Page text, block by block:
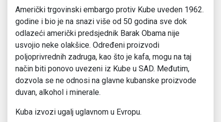
Američki trgovinski embargo protiv Kube uveden 1962.
godine i bio je na snazi više od 50 godina sve dok
odlazeći američki predsjednik Barak Obama nije
usvojio neke olakšice. Određeni proizvodi
poljoprivrednih zadruga, kao što je kafa, mogu na taj
način biti ponovo uvezeni iz Kube u SAD. Međutim,
dozvola se ne odnosi na glavne kubanske proizvode
duvan, alkohol i minerale.
Kuba izvozi ugalj uglavnom u Evropu.